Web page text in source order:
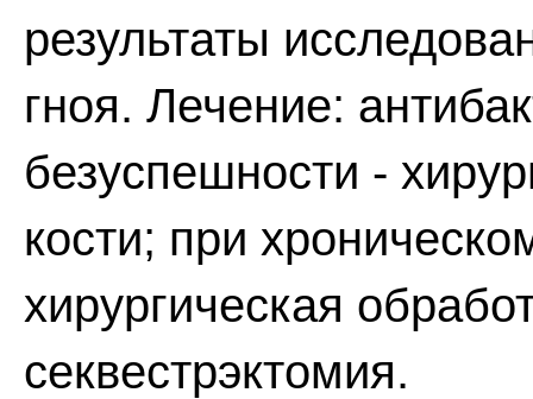
результаты
гноя. Лечение:
безуспешности -
кости; при
хирургическая
секвестрэктомия.